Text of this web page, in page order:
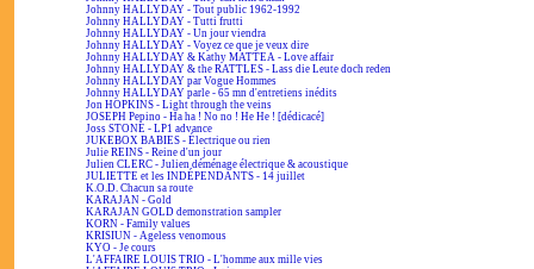
Johnny HALLYDAY - Tout public 1962-1992
Johnny HALLYDAY - Tutti frutti
Johnny HALLYDAY - Un jour viendra
Johnny HALLYDAY - Voyez ce que je veux dire
Johnny HALLYDAY & Kathy MATTEA - Love affair
Johnny HALLYDAY & the RATTLES - Lass die Leute doch reden
Johnny HALLYDAY par Vogue Hommes
Johnny HALLYDAY parle - 65 mn d'entretiens inédits
Jon HOPKINS - Light through the veins
JOSEPH Pepino - Ha ha ! No no ! He He ! [dédicacé]
Joss STONE - LP1 advance
JUKEBOX BABIES - Électrique ou rien
Julie REINS - Reine d'un jour
Julien CLERC - Julien déménage électrique & acoustique
JULIETTE et les INDÉPENDANTS - 14 juillet
K.O.D. Chacun sa route
KARAJAN - Gold
KARAJAN GOLD demonstration sampler
KORN - Family values
KRISIUN - Ageless venomous
KYO - Je cours
L'AFFAIRE LOUIS TRIO - L'homme aux mille vies